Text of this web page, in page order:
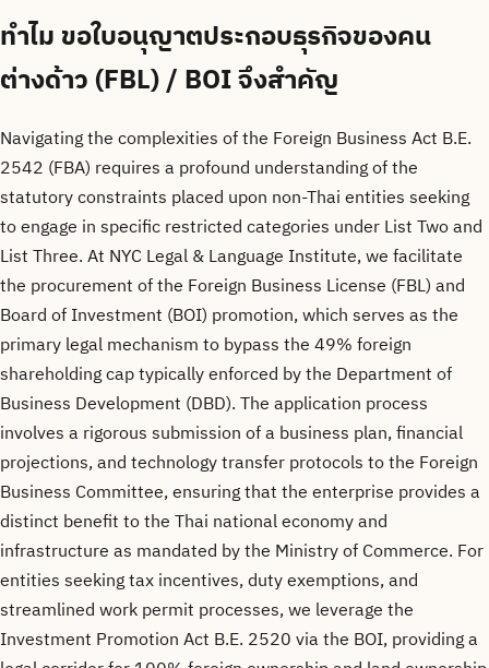
ทำไม ขอใบอนุญาตประกอบธุรกิจของคน
ต่างด้าว (FBL) / BOIจึงสำคัญ
Navigating the complexities of the Foreign Business Act B.E.
2542 (FBA) requires a profound understanding of the
statutory constraints placed upon non-Thai entities seeking
to engage in specific restricted categories under List Two and
List Three. At NYC Legal & Language Institute, we facilitate
the procurement of the Foreign Business License (FBL) and
Board of Investment (BOI) promotion, which serves as the
primary legal mechanism to bypass the 49% foreign
shareholding cap typically enforced by the Department of
Business Development (DBD). The application process
involves a rigorous submission of a business plan, financial
projections, and technology transfer protocols to the Foreign
Business Committee, ensuring that the enterprise provides a
distinct benefit to the Thai national economy and
infrastructure as mandated by the Ministry of Commerce. For
entities seeking tax incentives, duty exemptions, and
streamlined work permit processes, we leverage the
Investment Promotion Act B.E. 2520 via the BOI, providing a